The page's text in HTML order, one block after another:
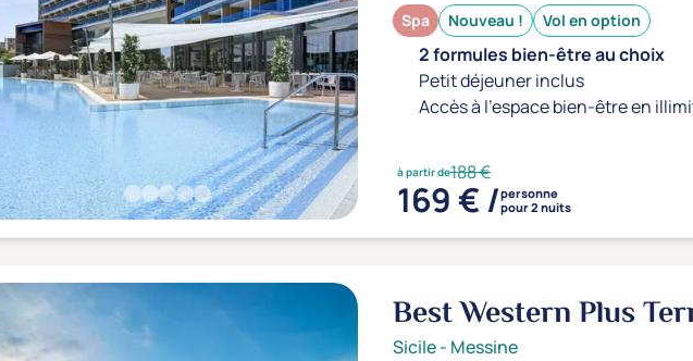
Spa Nouveau ! Vol en option
2 formules bien-être au choix
Petit déjeuner inclus
Accès à l'espace bien-être en
à partir de188 €
169 € /personne
pour 2 nuits
Best Western Plus
Sicile- Messine